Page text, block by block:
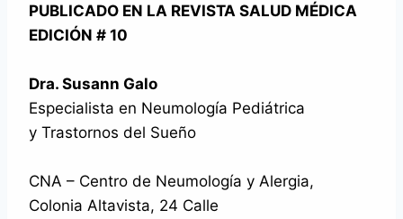
PUBLICADO EN LA REVISTA SALUD MÉDICA
EDICIÓN # 10
Dra. Susann Galo
Especialista en Neumología Pediátrica
y Trastornos del Sueño
CNA – Centro de Neumología y Alergia,
Colonia Altavista, 24 Calle